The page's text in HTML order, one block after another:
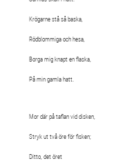
Krögarne stå så baska,
Rödblommiga och hesa,
Borga mig knapt en flaska,
På min gamla hatt.
Mor där på taflan vid disken,
Stryk ut två öre för fisken;
Ditto, det öret